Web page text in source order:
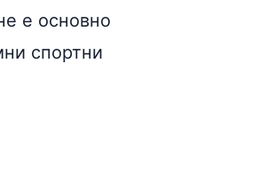
е основно
спортни